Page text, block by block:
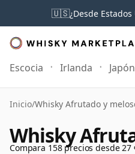
🇺🇸¿Desde Estados
Escocia Irlanda Japón
Inicio/Whisky Afrutado y
Whisky
Compara 158 precios desde 27